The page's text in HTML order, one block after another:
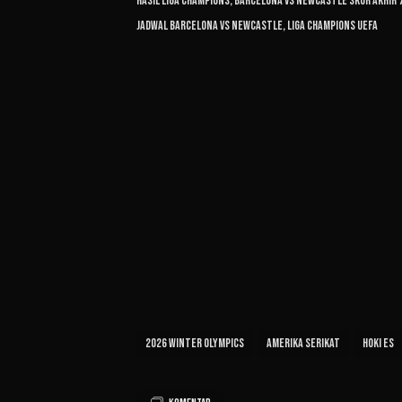
Jadwal Barcelona vs Newcastle, Liga Champions UEFA
2026 Winter Olympics Amerika Serikat Hoki Es